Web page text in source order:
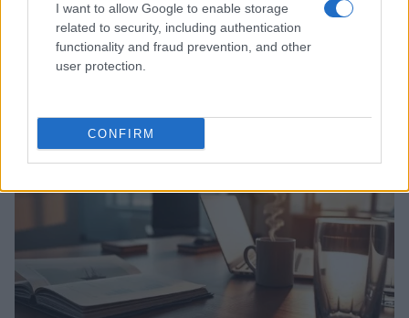
I want to allow Google to enable storage
related to security, including authentication
functionality and fraud prevention, and other
user protection.
CONFIRM
Ripensare le tecnologie umanitarie oltre i criteri dei